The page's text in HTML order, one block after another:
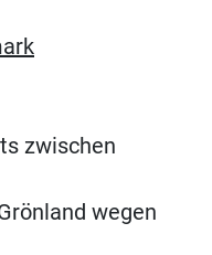
zwischen
wegen